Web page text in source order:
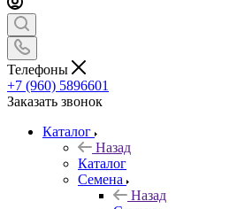
Телефоны
+7 (960) 5896601
Заказать звонок
Каталог
Назад
Каталог
Семена
Назад